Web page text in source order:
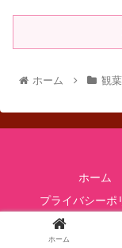
ホーム 観
ホーム
プライバシーポ
ホーム